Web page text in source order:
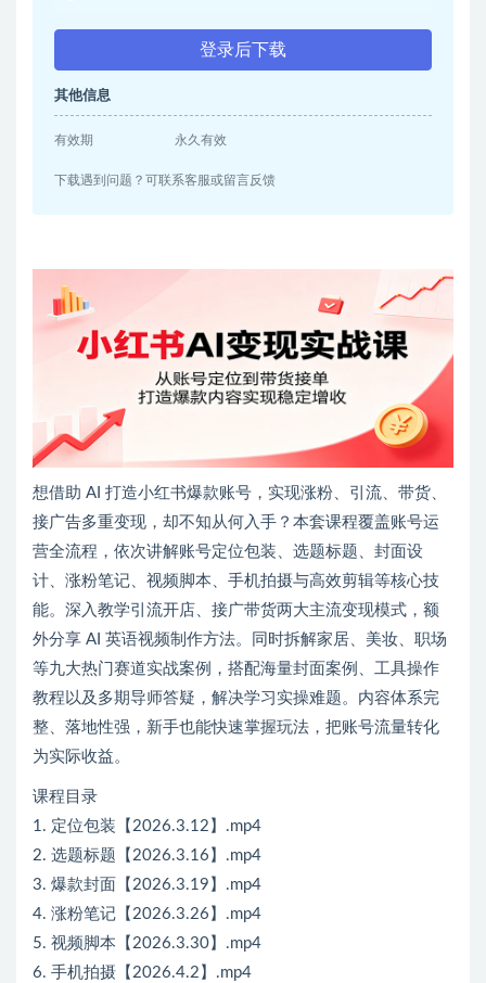
登录后下载
其他信息
有效期 永久有效
下载遇到问题？可联系客服或留言反馈
想借助 AI 打造小红书爆款账号，实现涨粉、引流、带货、
接广告多重变现，却不知从何入手？本套课程覆盖账号运
营全流程，依次讲解账号定位包装、选题标题、封面设
计、涨粉笔记、视频脚本、手机拍摄与高效剪辑等核心技
能。深入教学引流开店、接广带货两大主流变现模式，额
外分享 AI 英语视频制作方法。同时拆解家居、美妆、职场
等九大热门赛道实战案例，搭配海量封面案例、工具操作
教程以及多期导师答疑，解决学习实操难题。内容体系完
整、落地性强，新手也能快速掌握玩法，把账号流量转化
为实际收益。
课程目录
1. 定位包装【2026.3.12】.mp4
2. 选题标题【2026.3.16】.mp4
3. 爆款封面【2026.3.19】.mp4
4. 涨粉笔记【2026.3.26】.mp4
5. 视频脚本【2026.3.30】.mp4
6. 手机拍摄【2026.4.2】.mp4